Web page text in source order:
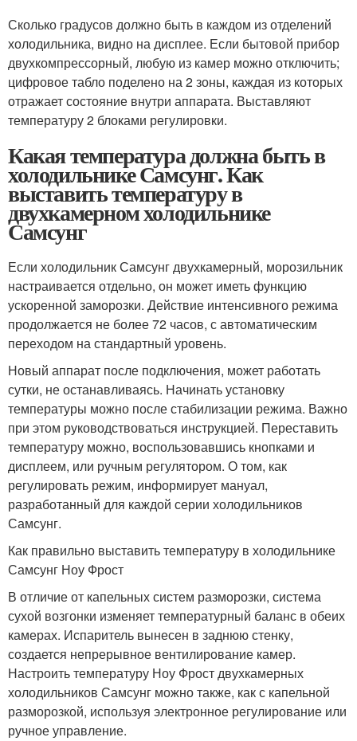
Сколько градусов должно быть в каждом из отделений
холодильника, видно на дисплее. Если бытовой прибор
двухкомпрессорный, любую из камер можно отключить;
цифровое табло поделено на 2 зоны, каждая из которых
отражает состояние внутри аппарата. Выставляют
температуру 2 блоками регулировки.
Какая температура должна быть в
холодильнике Самсунг. Как
выставить температуру в
двухкамерном холодильнике
Самсунг
Если холодильник Самсунг двухкамерный, морозильник
настраивается отдельно, он может иметь функцию
ускоренной заморозки. Действие интенсивного режима
продолжается не более 72 часов, с автоматическим
переходом на стандартный уровень.
Новый аппарат после подключения, может работать
сутки, не останавливаясь. Начинать установку
температуры можно после стабилизации режима. Важно
при этом руководствоваться инструкцией. Переставить
температуру можно, воспользовавшись кнопками и
дисплеем, или ручным регулятором. О том, как
регулировать режим, информирует мануал,
разработанный для каждой серии холодильников
Самсунг.
Как правильно выставить температуру в холодильнике
Самсунг Ноу Фрост
В отличие от капельных систем разморозки, система
сухой возгонки изменяет температурный баланс в обеих
камерах. Испаритель вынесен в заднюю стенку,
создается непрерывное вентилирование камер.
Настроить температуру Ноу Фрост двухкамерных
холодильников Самсунг можно также, как с капельной
разморозкой, используя электронное регулирование или
ручное управление.